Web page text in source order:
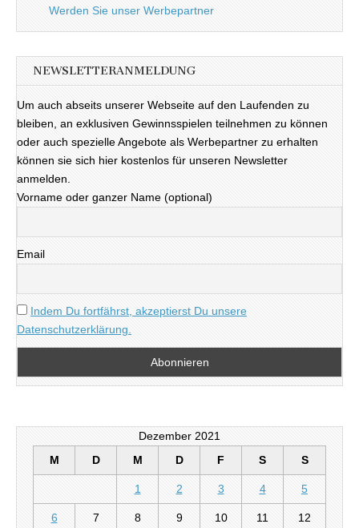
Werden Sie unser Werbepartner
NEWSLETTERANMELDUNG
Um auch abseits unserer Webseite auf den Laufenden zu
bleiben, an exklusiven Gewinnsspielen teilnehmen zu können
oder auch spezielle Angebote als Werbepartner zu erhalten
können sie sich hier kostenlos für unseren Newsletter
anmelden.
Vorname oder ganzer Name (optional)
Email
Indem Du fortfährst, akzeptierst Du unsere
Datenschutzerklärung.
Dezember 2021
M
D M D F S S
1 2 3 4 5
6 7 8 9 10 11 12